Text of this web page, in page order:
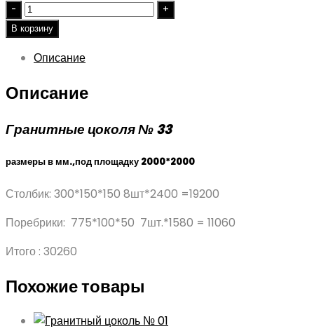
Quantity
В корзину
Описание
Описание
Гранитные цоколя № 33
размеры в мм.,под площадку 2000*2000
Столбик: 300*150*150 8шт*2400 =19200
Поребрики: 775*100*50 7шт.*1580 = 11060
Итого : 30260
Похожие товары